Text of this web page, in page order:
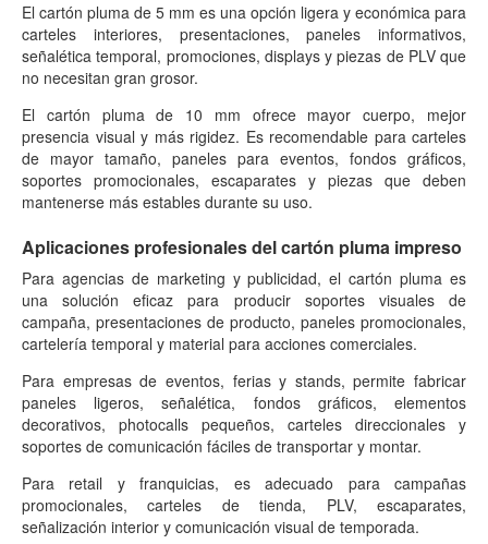
El cartón pluma de 5 mm es una opción ligera y económica para
carteles interiores, presentaciones, paneles informativos,
señalética temporal, promociones, displays y piezas de PLV que
no necesitan gran grosor.
El cartón pluma de 10 mm ofrece mayor cuerpo, mejor
presencia visual y más rigidez. Es recomendable para carteles
de mayor tamaño, paneles para eventos, fondos gráficos,
soportes promocionales, escaparates y piezas que deben
mantenerse más estables durante su uso.
Aplicaciones profesionales del cartón pluma impreso
Para agencias de marketing y publicidad, el cartón pluma es
una solución eficaz para producir soportes visuales de
campaña, presentaciones de producto, paneles promocionales,
cartelería temporal y material para acciones comerciales.
Para empresas de eventos, ferias y stands, permite fabricar
paneles ligeros, señalética, fondos gráficos, elementos
decorativos, photocalls pequeños, carteles direccionales y
soportes de comunicación fáciles de transportar y montar.
Para retail y franquicias, es adecuado para campañas
promocionales, carteles de tienda, PLV, escaparates,
señalización interior y comunicación visual de temporada.